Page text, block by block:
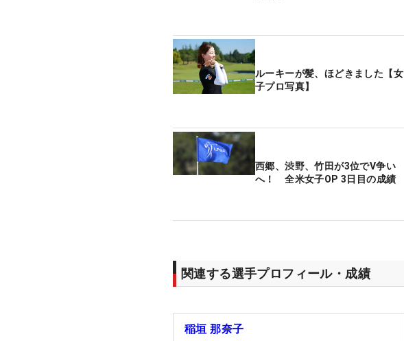
ルーキーが髪、ほどきました【女
子プロ写真】
西郷、渋野、竹田が3位でV争い
へ！ 全米女子OP 3日目の成績
関連する選手プロフィール・成績
稲垣 那奈子